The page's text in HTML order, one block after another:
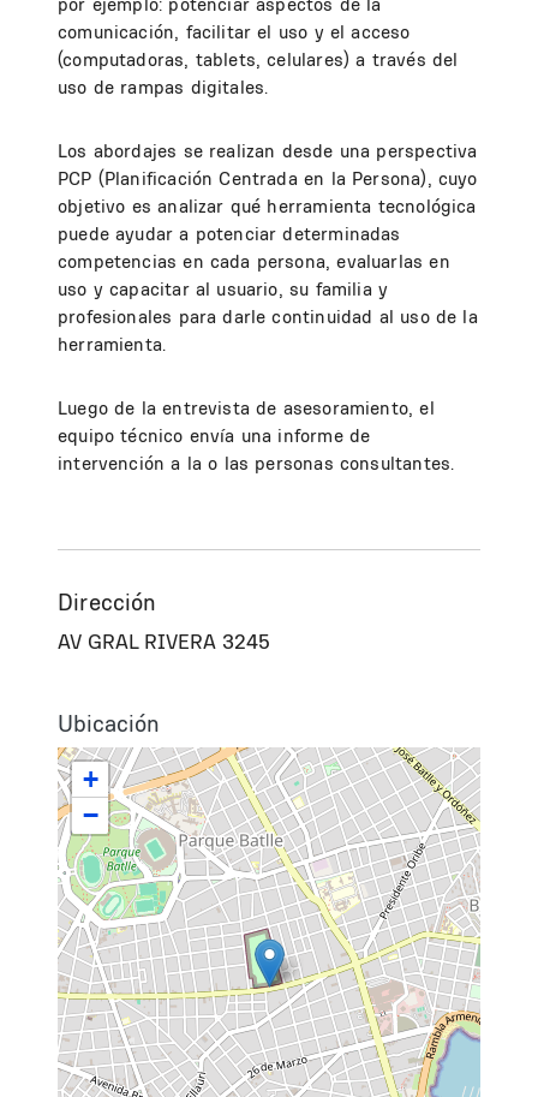
comunicación, facilitar el uso y el acceso
(computadoras, tablets, celulares) a través del
uso de rampas digitales.
Los abordajes se realizan desde una perspectiva
PCP (Planificación Centrada en la Persona), cuyo
objetivo es analizar qué herramienta tecnológica
puede ayudar a potenciar determinadas
competencias en cada persona, evaluarlas en
uso y capacitar al usuario, su familia y
profesionales para darle continuidad al uso de la
herramienta.
Luego de la entrevista de asesoramiento, el
equipo técnico envía una informe de
intervención a la o las personas consultantes.
Dirección
AV GRAL RIVERA 3245
Ubicación
+
−